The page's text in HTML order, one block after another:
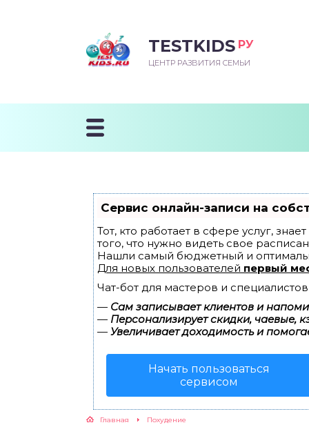
TESTKIDS РУ
ЦЕНТР РАЗВИТИЯ СЕМЬИ
Сервис онлайн-записи на
Тот, кто работает в сфере услуг,
того, что нужно видеть свое
Нашли самый бюджетный и
Для новых пользователей первый
Чат-бот для мастеров и
— Сам записывает клиентов и
— Персонализирует скидки, чаевые,
— Увеличивает доходимость и
Начать пользоваться
сервисом
Главная Похудение
МЕСЯЦ
ПЕРВОГО
УЧИТСЯ
ПОСЛЕ ГОДА
К ШКОЛЕ
ДОШКОЛЬНИКА
ШКОЛА
ШКОЛЬНИКА
ШКОЛЬНИКА